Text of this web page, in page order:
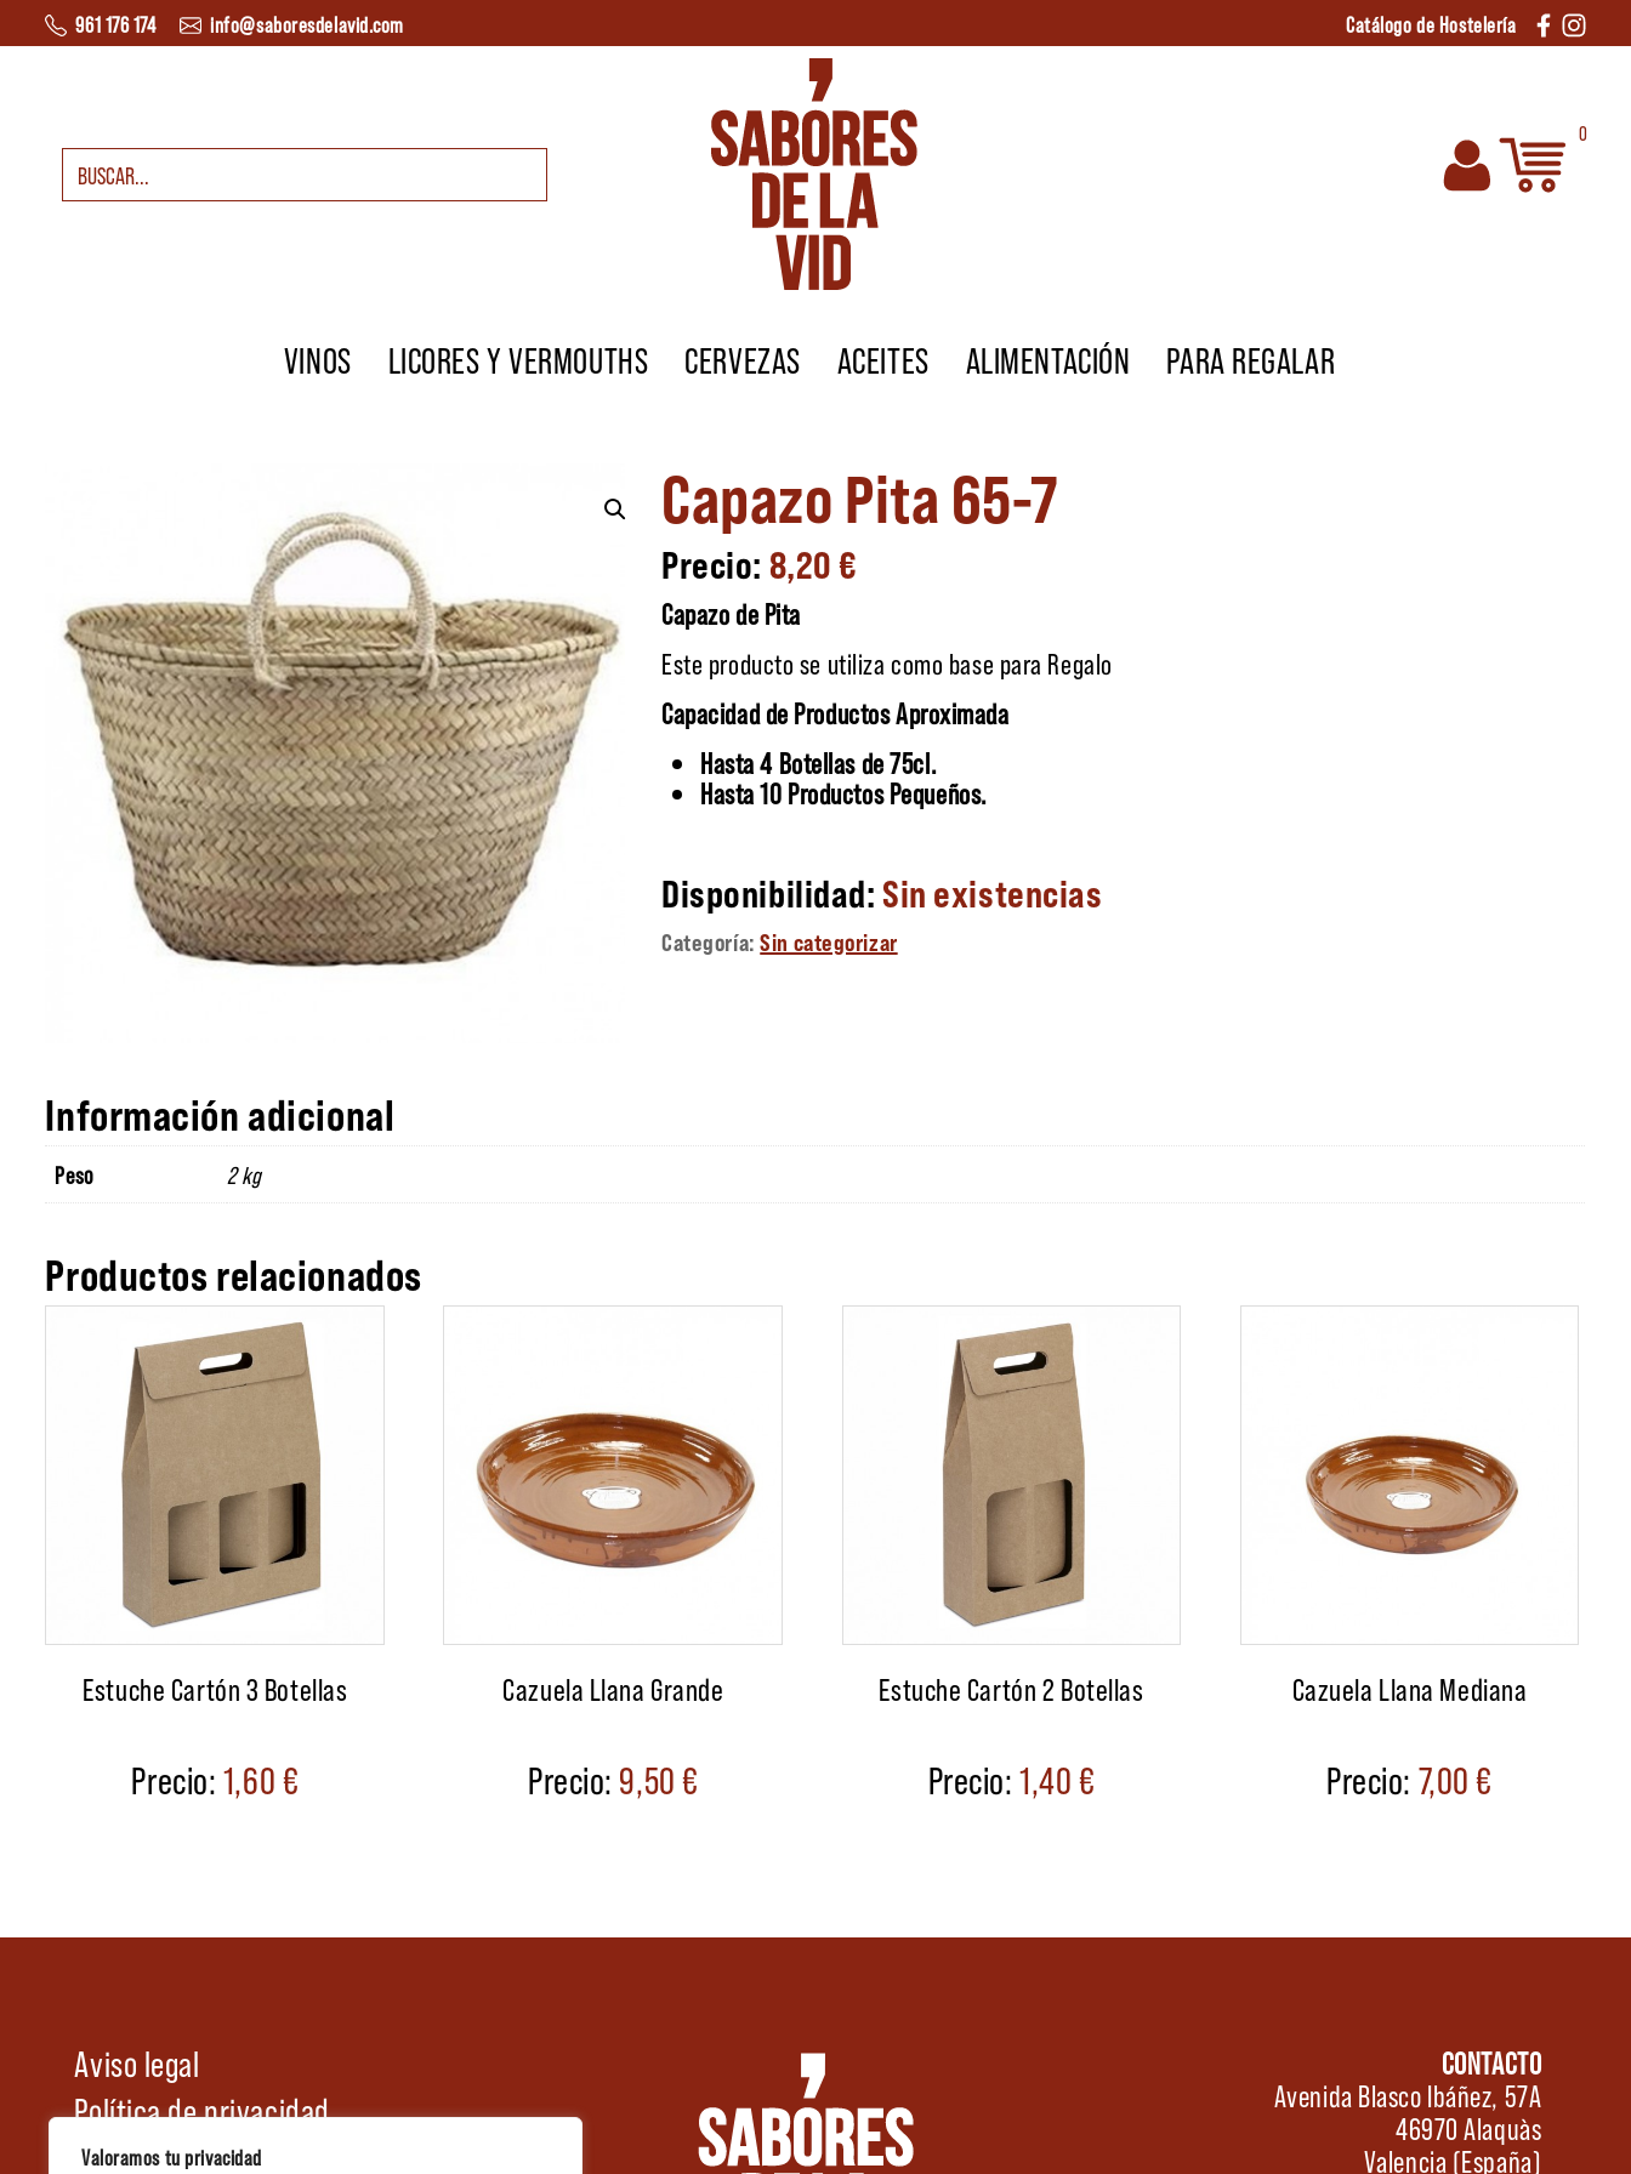
Valoramos tu privacidad
Saltar al contenido
961 176 174 info@saboresdelavid.com Catálogo de Hostelería
Buscar:
0
VINOS LICORES Y VERMOUTHS CERVEZAS ACEITES ALIMENTACIÓN PARA REGALAR
Capazo Pita 65-7
8,20€
Capazo de Pita
Este producto se utiliza como base para Regalo
Capacidad de Productos Aproximada
Hasta 4 Botellas de 75cl.
Hasta 10 Productos Pequeños.
Sin existencias
Categoría:Sin categorizar
Información adicional
Peso 2 kg
Productos relacionados
Estuche Cartón 3 Botellas
1,60€
Cazuela Llana Grande
9,50€
Estuche Cartón 2 Botellas
1,40€
Cazuela Llana Mediana
7,00€
Aviso legal
Política de privacidad
Política de cookies
CONTACTO
Avenida Blasco Ibáñez, 57A
46970 Alaquàs
Valencia (España)